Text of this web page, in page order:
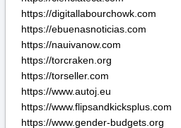
СЃР°Р№С‚ РєСЂР°РєРµРЅ
Р·РµСЂРєР°Р»Рѕ kraken
kraken РјР°РіР°Р·РёРЅ
РєСЂР°РєРµРЅ РєР°Рє
РєСЂР°РєРµРЅ Р°РєРєР°СѓРЅС‚
https://www.staufen-inkasso.de
https://go-pressforum.com/threads/
skorost-sveta-v-seti-bud-te-